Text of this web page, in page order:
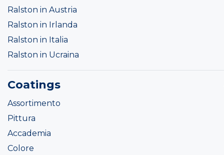
Ralston in Austria
Ralston in Irlanda
Ralston in Italia
Ralston in Ucraina
Coatings
Assortimento
Pittura
Accademia
Colore